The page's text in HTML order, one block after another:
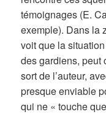
témoignages (E.
exemple). Dans la
voit que la
des gardiens, peut
sort de l’auteur,
presque enviable
qui ne « touche